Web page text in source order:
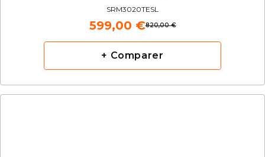
SRM3020TESL
820,00 €
599,00 €
+ Comparer